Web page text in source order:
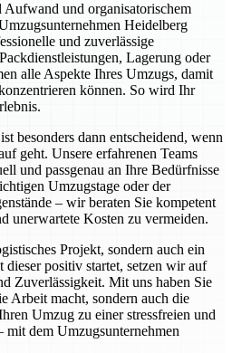
und organisatorischem
Heidelberg
und zuverlässige
Lagerung oder
alle Aspekte Ihres Umzugs, damit
können. So wird Ihr
besonders dann entscheidend, wenn
geht. Unsere erfahrenen Teams
und passgenau an Ihre Bedürfnisse
Umzugstage oder der
– wir beraten Sie kompetent
unerwartete Kosten zu vermeiden.
Projekt, sondern auch ein
dieser positiv startet, setzen wir auf
Zuverlässigkeit. Mit uns haben Sie
Arbeit macht, sondern auch die
Umzug zu einer stressfreien und
dem Umzugsunternehmen